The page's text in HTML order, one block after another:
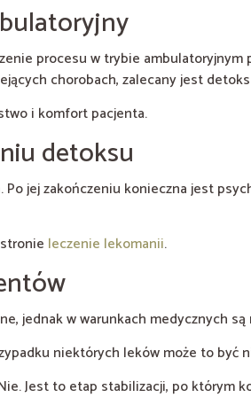
procesu w trybie
chorobach, zalecany jest
i komfort pacjenta.
detoksu
jej zakończeniu konieczna jest
leczenie lekomanii.
jednak w warunkach medycznych
niektórych leków może to
Jest to etap stabilizacji, po którym